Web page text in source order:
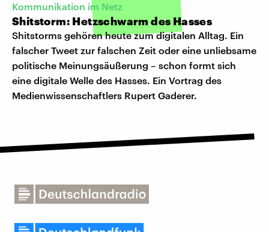
Kommunikation im Netz
Shitstorm: Hetzschwarm des Hasses
Shitstorms gehören heute zum digitalen Alltag. Ein
falscher Tweet zur falschen Zeit oder eine unliebsame
politische Meinungsäußerung – schon formt sich
eine digitale Welle des Hasses. Ein Vortrag des
Medienwissenschaftlers Rupert Gaderer.